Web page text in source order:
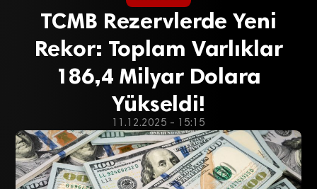
TCMB Rezervlerde Yeni
Rekor: Toplam Varlıklar
186,4 Milyar Dolara
Yükseldi!
11.12.2025 - 15:15